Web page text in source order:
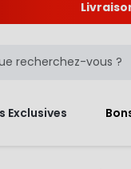
Exclusives